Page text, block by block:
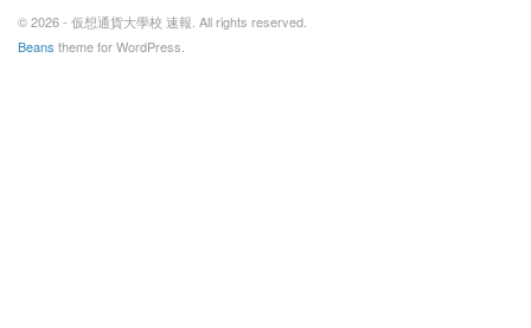
© 2026 - 仮想通貨大學校 速報. All rights reserved.
Beans theme for WordPress.